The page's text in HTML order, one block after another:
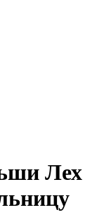
Лех